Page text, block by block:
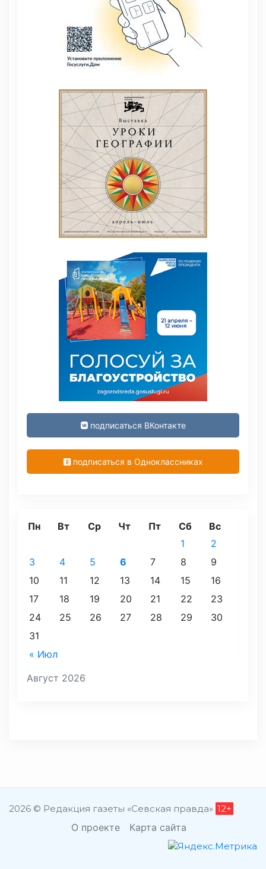
подписаться ВКонтакте
подписаться в Одноклассниках
Август 2026
Пн Вт Ср Чт Пт Сб Вс
« Июл
1
2
3
4 5 6 7 8
9
10
11 12 13 14 15
16
17
18 19 20 21 22
23
24
25 26 27 28 29
30
31
2026 © Редакция газеты «Севская правда» 12+
О проекте Карта сайта